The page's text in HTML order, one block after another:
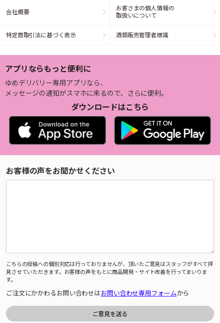
会社概要
お客さまの個人情報の
取扱いについて
特定商取引法に基づく表示 酒類販売管理者標識
アプリならもっと便利に
ゆめデリバリー専用アプリなら、
メッセージの通知がスマホに来るので、さらに便利。
ダウンロードはこちら
お客様の声をお聞かせください
こちらの投稿への個別対応は行っておりませんが、頂いたご意見はスタッフがすべて拝
見させていただきます。お客様の声をもとに商品開発・サイト改善を行ってまいりま
す。
ご注文にかかわるお問い合わせはお問い合わせ専用フォームから